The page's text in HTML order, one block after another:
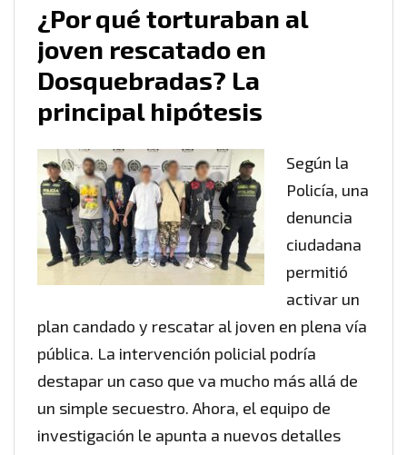
¿Por qué torturaban al
joven rescatado en
Dosquebradas? La
principal hipótesis
Según la
Policía, una
denuncia
ciudadana
permitió
activar un
plan candado y rescatar al joven en plena vía
pública. La intervención policial podría
destapar un caso que va mucho más allá de
un simple secuestro. Ahora, el equipo de
investigación le apunta a nuevos detalles